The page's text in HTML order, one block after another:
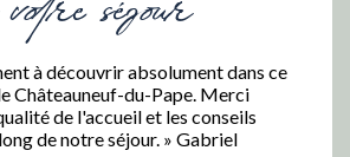
à découvrir absolument dans ce
Châteauneuf-du-Pape. Merci
de l'accueil et les conseils
de notre séjour. » Gabriel